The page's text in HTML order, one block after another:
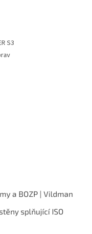
S3
a BOZP | Vildman
splňující ISO